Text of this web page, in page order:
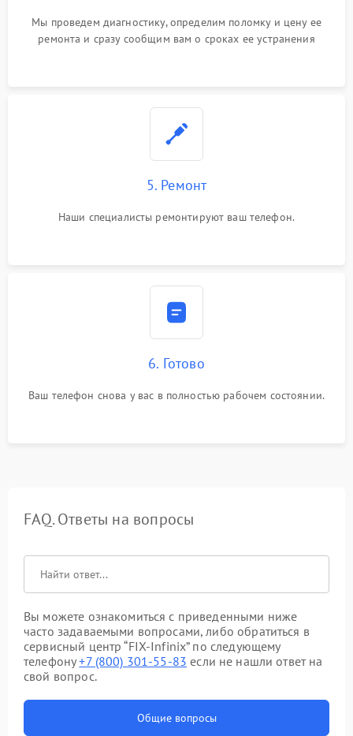
Мы проведем диагностику, определим поломку и цену ее
ремонта и сразу сообщим вам о сроках ее устранения
5. Ремонт
Наши специалисты ремонтируют ваш телефон.
6. Готово
Ваш телефон снова у вас в полностью рабочем состоянии.
FAQ. Ответы на вопросы
Вы можете ознакомиться с приведенными ниже
часто задаваемыми вопросами, либо обратиться в
сервисный центр “FIX-Infinix” по следующему
телефону+7 (800) 301-55-83 если не нашли ответ на
свой вопрос.
Общие вопросы